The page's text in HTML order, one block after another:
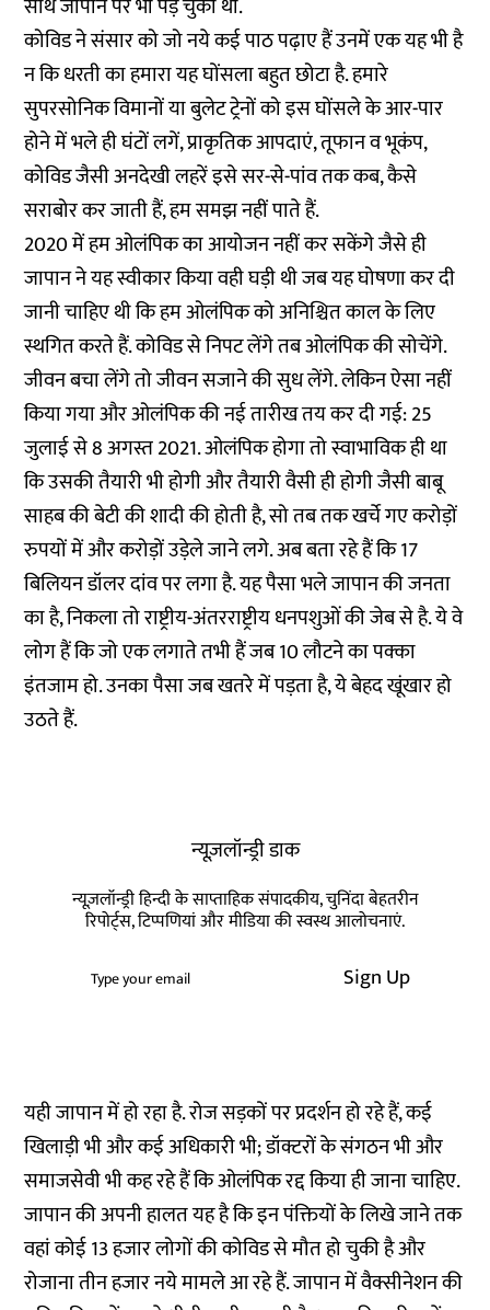
साथ जापान पर भी पड़ चुकी थी.
कोविड ने संसार को जो नये कई पाठ पढ़ाए हैं उनमें एक यह भी है
न कि धरती का हमारा यह घोंसला बहुत छोटा है. हमारे
सुपरसोनिक विमानों या बुलेट ट्रेनों को इस घोंसले के आर-पार
होने में भले ही घंटों लगें, प्राकृतिक आपदाएं, तूफान व भूकंप,
कोविड जैसी अनदेखी लहरें इसे सर-से-पांव तक कब, कैसे
सराबोर कर जाती हैं, हम समझ नहीं पाते हैं.
2020 में हम ओलंपिक का आयोजन नहीं कर सकेंगे जैसे ही
जापान ने यह स्वीकार किया वही घड़ी थी जब यह घोषणा कर दी
जानी चाहिए थी कि हम ओलंपिक को अनिश्चित काल के लिए
स्थगित करते हैं. कोविड से निपट लेंगे तब ओलंपिक की सोचेंगे.
जीवन बचा लेंगे तो जीवन सजाने की सुध लेंगे. लेकिन ऐसा नहीं
किया गया और ओलंपिक की नई तारीख तय कर दी गई: 25
जुलाई से 8 अगस्त 2021. ओलंपिक होगा तो स्वाभाविक ही था
कि उसकी तैयारी भी होगी और तैयारी वैसी ही होगी जैसी बाबू
साहब की बेटी की शादी की होती है, सो तब तक खर्चे गए करोड़ों
रुपयों में और करोड़ों उड़ेले जाने लगे. अब बता रहे हैं कि 17
बिलियन डॉलर दांव पर लगा है. यह पैसा भले जापान की जनता
का है, निकला तो राष्ट्रीय-अंतरराष्ट्रीय धनपशुओं की जेब से है. ये वे
लोग हैं कि जो एक लगाते तभी हैं जब 10 लौटने का पक्का
इंतजाम हो. उनका पैसा जब खतरे में पड़ता है, ये बेहद खूंखार हो
उठते हैं.
न्यूज़लॉन्ड्री डाक
न्यूज़लॉन्ड्री हिन्दी के साप्ताहिक संपादकीय, चुनिंदा बेहतरीन
रिपोर्ट्स, टिप्पणियां और मीडिया की स्वस्थ आलोचनाएं.
Sign Up
यही जापान में हो रहा है. रोज सड़कों पर प्रदर्शन हो रहे हैं, कई
खिलाड़ी भी और कई अधिकारी भी; डॉक्टरों के संगठन भी और
समाजसेवी भी कह रहे हैं कि ओलंपिक रद्द किया ही जाना चाहिए.
जापान की अपनी हालत यह है कि इन पंक्तियों के लिखे जाने तक
वहां कोई 13 हजार लोगों की कोविड से मौत हो चुकी है और
रोजाना तीन हजार नये मामले आ रहे हैं. जापान में वैक्सीनेशन की